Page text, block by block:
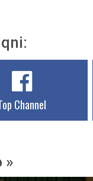
Channel
»